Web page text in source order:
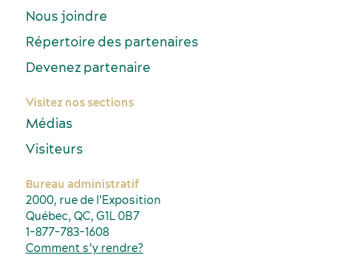
Nous joindre
Répertoire des partenaires
Devenez partenaire
Visitez nos sections
Médias
Visiteurs
Bureau administratif
2000, rue de l'Exposition
Québec, QC, G1L 0B7
1-877-783-1608
Comment s’y rendre?